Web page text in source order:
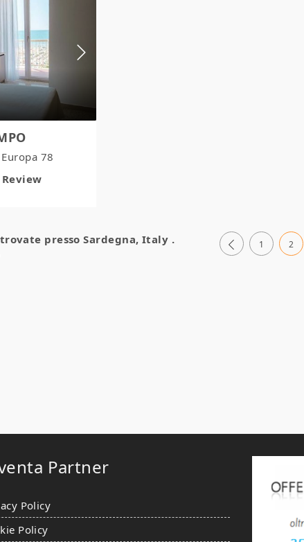
78
Review
pressoSardegna, Italy .
1 2
Partner
Policy
Policy